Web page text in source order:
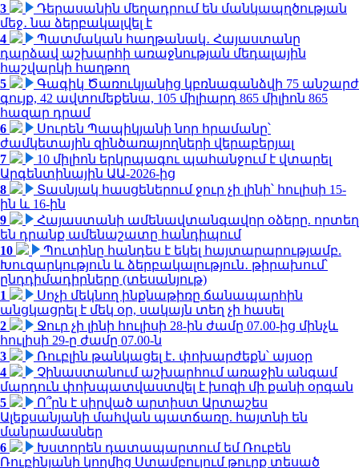
3
Դերասանին մեղադրում են մանկապղծության
մեջ․ նա ձերբակալվել է
4
Պատմական հաղթանակ․ Հայաստանը
դարձավ աշխարհի առաջնության մեդալային
հաշվարկի հաղթող
5
Գագիկ Ծառուկյանից կբռնագանձվի 75 անշարժ
գույք, 42 ավտոմեքենա, 105 միլիարդ 865 միլիոն 865
հազար դրամ
6
Սուրեն Պապիկյանի նոր հրամանը՝
ժամկետային զինծառայողների վերաբերյալ
7
10 միլիոն երկրպագու պահանջում է վտարել
Արգենտինային ԱԱ-2026-ից
8
Տասնյակ հասցեներում ջուր չի լինի՝ հուլիսի 15-
ին և 16-ին
9
Հայաստանի ամենավտանգավոր օձերը. որտեղ
են դրանք ամենաշատը հանդիպում
10
Պուտինը հանդես է եկել հայտարարությամբ.
Խուզարկություն և ձերբակալություն․ թիրախում՝
ընդդիմադիրները (տեսանյութ)
1
Սոչի մեկնող ինքնաթիռը ճանապարհին
անցկացրել է մեկ օր, սակայն տեղ չի հասել
2
Ջուր չի լինի հուլիսի 28-ին ժամը 07.00-ից մինչև
հուլիսի 29-ը ժամը 07.00-ն
3
Ռուբլին թանկացել է․ փոխարժեքն՝ այսօր
4
Չինաստանում աշխարհում առաջին անգամ
մարդուն փոխպատվաստվել է խոզի մի քանի օրգան
5
Ո՞րն է սիրված արտիստ Արտաշես
Ալեքսանյանի մահվան պատճառը. հայտնի են
մանրամասներ
6
Խստորեն դատապարտում եմ Ռուբեն
Ռուբինյանի կողմից Ստամբուլում թուրք տեսած